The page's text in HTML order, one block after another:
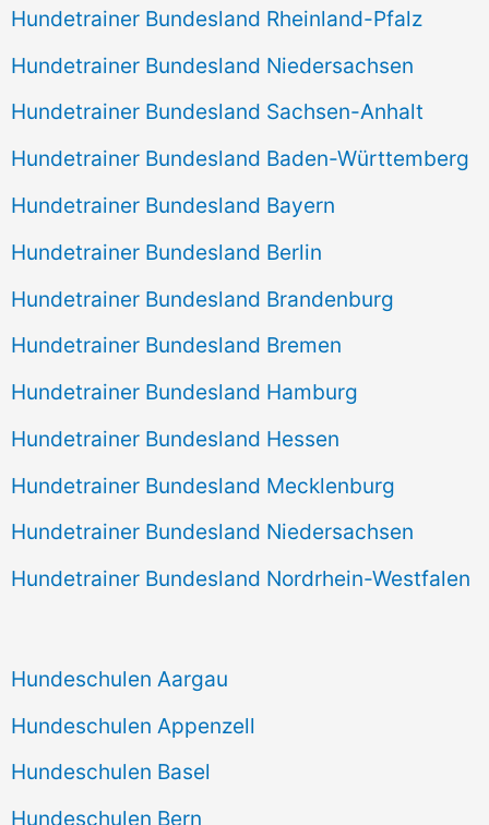
Hundetrainer Bundesland Rheinland-Pfalz
Hundetrainer Bundesland Niedersachsen
Hundetrainer Bundesland Sachsen-Anhalt
Hundetrainer Bundesland Baden-Württemberg
Hundetrainer Bundesland Bayern
Hundetrainer Bundesland Berlin
Hundetrainer Bundesland Brandenburg
Hundetrainer Bundesland Bremen
Hundetrainer Bundesland Hamburg
Hundetrainer Bundesland Hessen
Hundetrainer Bundesland Mecklenburg
Hundetrainer Bundesland Niedersachsen
Hundetrainer Bundesland Nordrhein-Westfalen
Hundeschulen Aargau
Hundeschulen Appenzell
Hundeschulen Basel
Hundeschulen Bern